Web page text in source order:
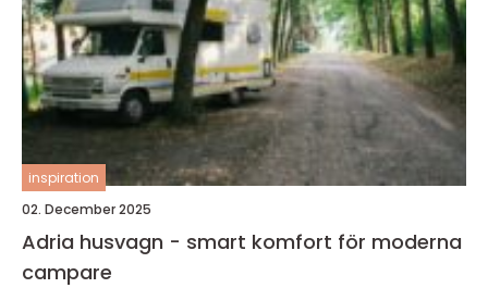
inspiration
02. December 2025
Adria husvagn - smart komfort för moderna
campare